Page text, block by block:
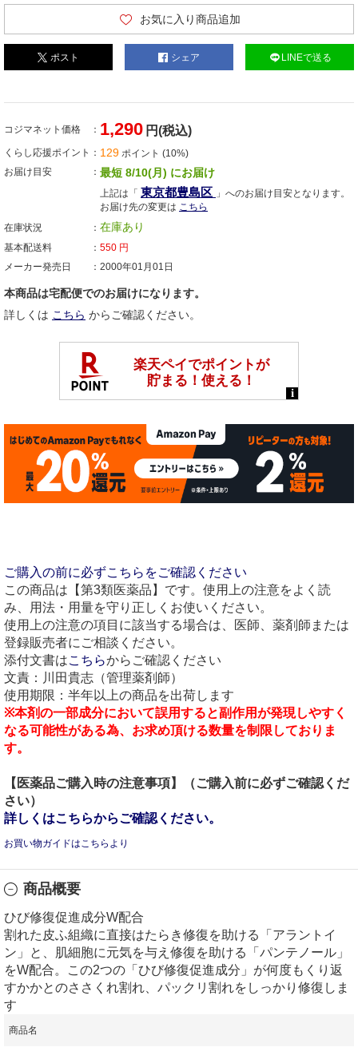
お気に入り商品追加
ポスト シェア LINEで送る
コジマネット価格 1,290 円(税込)
くらし応援ポイント 129 ポイント (10%)
お届け目安
最短 8/10(月) にお届け
上記は「 東京都豊島区 」へのお届け目安となります。
お届け先の変更は こちら
在庫状況
在庫あり
基本配送料 550 円
メーカー発売日
2000年01月01日
本商品は宅配便でのお届けになります。
詳しくは こちら からご確認ください。
ご購入の前に必ずこちらをご確認ください
この商品は【第3類医薬品】です。使用上の注意をよく読
み、用法・用量を守り正しくお使いください。
使用上の注意の項目に該当する場合は、医師、薬剤師または
登録販売者にご相談ください。
添付文書はこちらからご確認ください
文責：川田貴志（管理薬剤師）
使用期限：半年以上の商品を出荷します
※本剤の一部成分において誤用すると副作用が発現しやすく
なる可能性がある為、お求め頂ける数量を制限しておりま
す。
【医薬品ご購入時の注意事項】（ご購入前に必ずご確認くだ
さい）
詳しくはこちらからご確認ください。
お買い物ガイドはこちらより
商品概要
ひび修復促進成分W配合
割れた皮ふ組織に直接はたらき修復を助ける「アラントイ
ン」と、肌細胞に元気を与え修復を助ける「パンテノール」
をW配合。この2つの「ひび修復促進成分」が何度もくり返
すかかとのささくれ割れ、パックリ割れをしっかり修復しま
す
商品名